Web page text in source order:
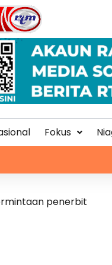
Fokus
penerbit